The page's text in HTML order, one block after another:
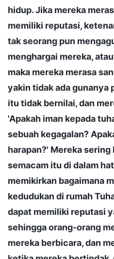
hidup. Jika mereka
memiliki reputasi,
tak seorang pun
menghargai mereka,
maka mereka merasa
yakin tidak ada gunanya
itu tidak bernilai, dan
'Apakah iman kepada
sebuah kegagalan?
harapan?' Mereka
semacam itu di dalam
memikirkan bagaimana
kedudukan di rumah
dapat memiliki reputasi
sehingga orang-orang
mereka berbicara, dan